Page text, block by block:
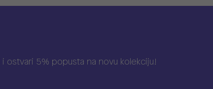
i ostvari 5% popusta na novu kolekciju!